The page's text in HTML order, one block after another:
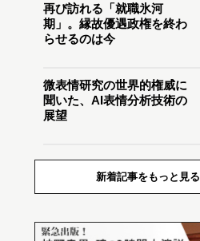
再び訪れる「就職氷河
期」。縁故優遇政権を終わ
らせるのは今
微表情研究の世界的権威に
聞いた、AI表情分析技術の
展望
新着記事をもっと見る